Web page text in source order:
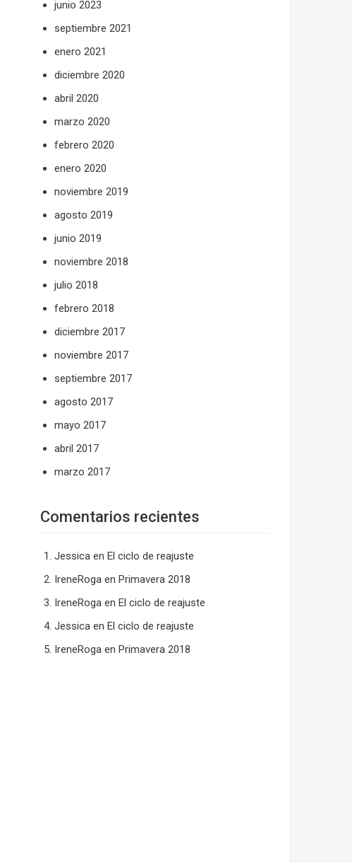
junio 2023
septiembre 2021
enero 2021
diciembre 2020
abril 2020
marzo 2020
febrero 2020
enero 2020
noviembre 2019
agosto 2019
junio 2019
noviembre 2018
julio 2018
febrero 2018
diciembre 2017
noviembre 2017
septiembre 2017
agosto 2017
mayo 2017
abril 2017
marzo 2017
Comentarios recientes
Jessica en El ciclo de reajuste
IreneRoga en Primavera 2018
IreneRoga en El ciclo de reajuste
Jessica en El ciclo de reajuste
IreneRoga en Primavera 2018